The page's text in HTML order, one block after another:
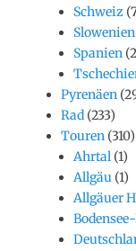
Schweiz
Slowenien
Spanien
Pyrenäen
Rad (233)
Touren (310)
Ahrtal (1)
Allgäu (1)
Allgäuer